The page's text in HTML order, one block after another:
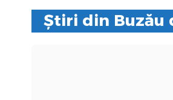
Știri din Buzău